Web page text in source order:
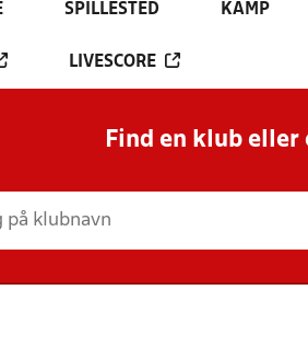
SPILLESTED KAMP
LIVESCORE
Find en klub eller